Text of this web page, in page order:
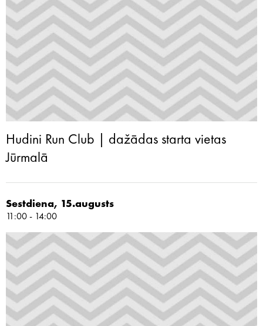
Hudini Run Club | dažādas starta vietas
Jūrmalā
Sestdiena, 15.augusts
11:00 - 14:00